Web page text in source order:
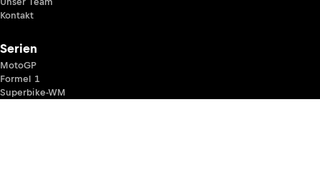
Kontakt
Serien
MotoGP
Formel 1
Superbike-WM